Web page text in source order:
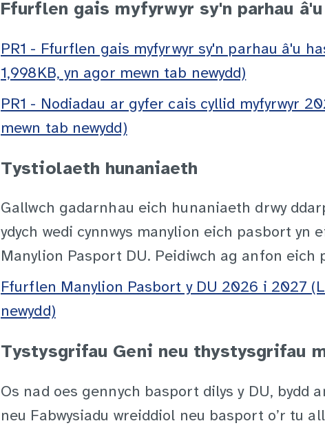
Ffurflen gais myfyrwyr sy'n parhau
PR1 - Ffurflen gais myfyrwyr sy'n parhau â'u
1,998KB, yn agor mewn tab newydd)
PR1 - Nodiadau ar gyfer cais cyllid myfyrwyr
mewn tab newydd)
Tystiolaeth hunaniaeth
Gallwch gadarnhau eich hunaniaeth drwy
ydych wedi cynnwys manylion eich pasbort
Manylion Pasport DU. Peidiwch ag anfon eich
Ffurflen Manylion Pasbort y DU 2026 i 2027
newydd)
Tystysgrifau Geni neu thystysgrifau
Os nad oes gennych basport dilys y DU,
neu Fabwysiadu wreiddiol neu basport o’r tu